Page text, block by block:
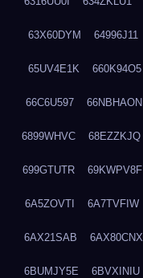
63X60DYM 64996J11
65UV4E1K 660K94O5
66C6U597 66NBHAON
6899WHVC 68EZZKJQ
699GTUTR 69KWPV8F
6A5ZOVTI 6A7TVFIW
6AX21SAB 6AX80CNX
6BUMJY5E 6BVXINIU